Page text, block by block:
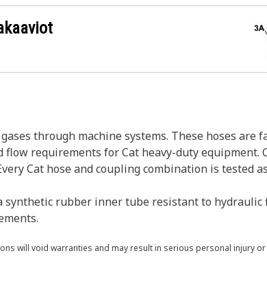
through machine systems. These hoses
requirements for Cat heavy-duty equipment.
Cat hose and coupling combination is tested
synthetic rubber inner tube resistant to
will void warranties and may result in serious personal injury